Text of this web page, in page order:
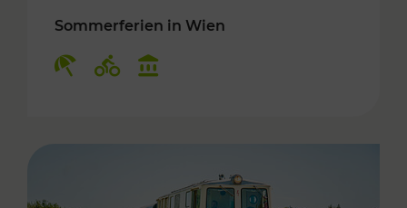
Sommerferien in Wien